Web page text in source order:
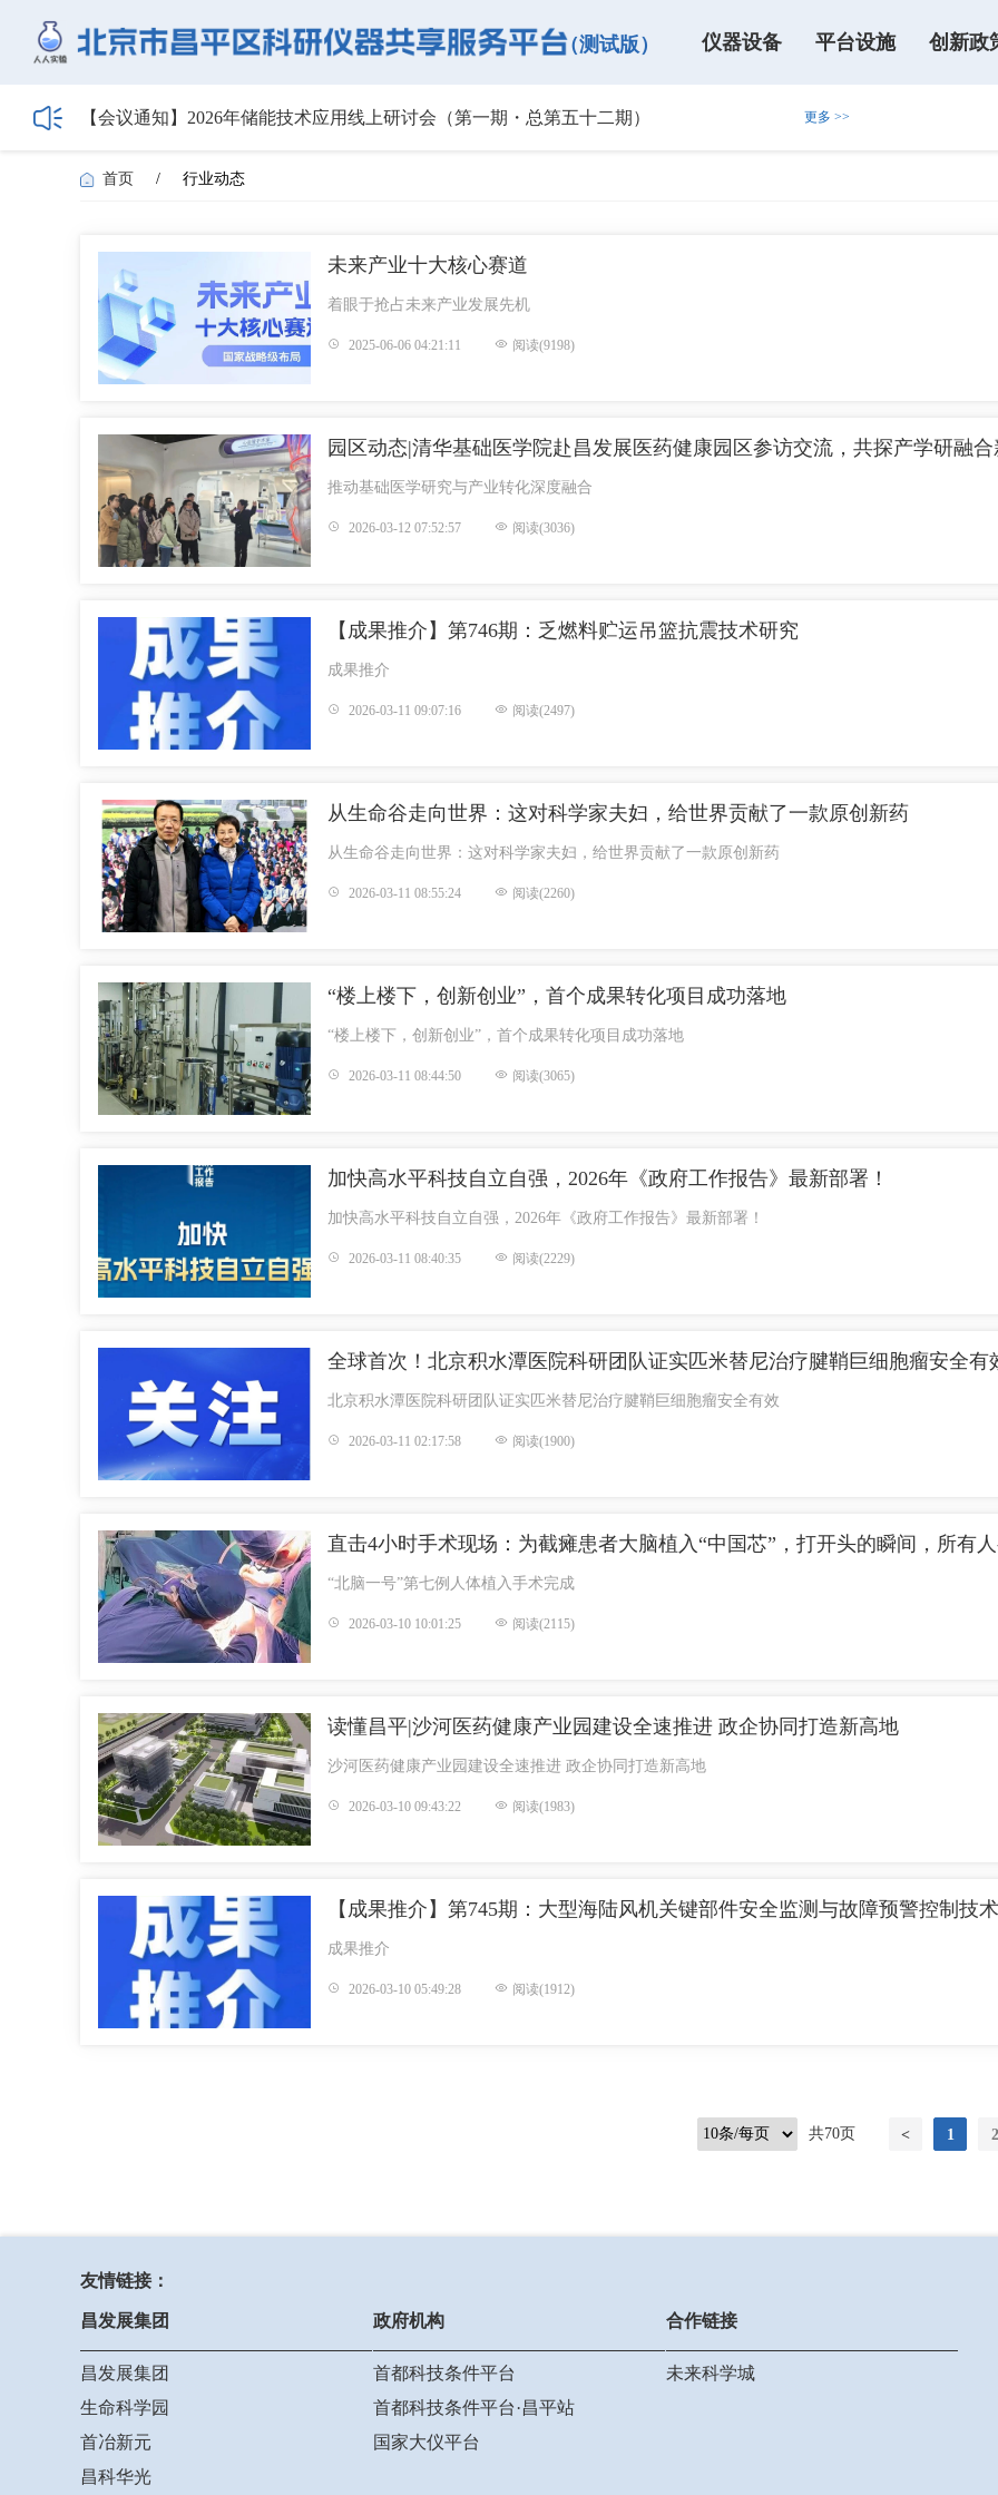
（测试版） 仪器设备 平台设施 创新政
【会议通知】2026年储能技术应用线上研讨会（第一期・总第五十二期）
关于召开2026年度昌平区高新技术企业培育工作会（高新年报申报专场）的通知
5月1日起全面施行！经营主体登记新规范来了——
更多 >>
首页 / 行业动态
未来产业十大核心赛道
着眼于抢占未来产业发展先机
2025-06-06 04:21:11 阅读(9198)
园区动态|清华基础医学院赴昌发展医药健康园区参访交流，共探产学研融
推动基础医学研究与产业转化深度融合
2026-03-12 07:52:57 阅读(3036)
​【成果推介】第746期：乏燃料贮运吊篮抗震技术研究
成果推介
2026-03-11 09:07:16 阅读(2497)
从生命谷走向世界：这对科学家夫妇，给世界贡献了一款原创新药
从生命谷走向世界：这对科学家夫妇，给世界贡献了一款原创新药
2026-03-11 08:55:24 阅读(2260)
“楼上楼下，创新创业”，首个成果转化项目成功落地
“楼上楼下，创新创业”，首个成果转化项目成功落地
2026-03-11 08:44:50 阅读(3065)
加快高水平科技自立自强，2026年《政府工作报告》最新部署！
加快高水平科技自立自强，2026年《政府工作报告》最新部署！
2026-03-11 08:40:35 阅读(2229)
全球首次！北京积水潭医院科研团队证实匹米替尼治疗腱鞘巨细胞瘤安全有
北京积水潭医院科研团队证实匹米替尼治疗腱鞘巨细胞瘤安全有效
2026-03-11 02:17:58 阅读(1900)
直击4小时手术现场：为截瘫患者大脑植入“中国芯”，打开头的瞬间，所
“北脑一号”第七例人体植入手术完成
2026-03-10 10:01:25 阅读(2115)
读懂昌平|沙河医药健康产业园建设全速推进 政企协同打造新高地
沙河医药健康产业园建设全速推进 政企协同打造新高地
2026-03-10 09:43:22 阅读(1983)
​【成果推介】第745期：大型海陆风机关键部件安全监测与故障预警控制技术
成果推介
2026-03-10 05:49:28 阅读(1912)
共70页 < 1 2
友情链接：
昌发展集团
昌发展集团
生命科学园
首冶新元
昌科华光
政府机构
首都科技条件平台
首都科技条件平台·昌平站
国家大仪平台
合作链接
未来科学城